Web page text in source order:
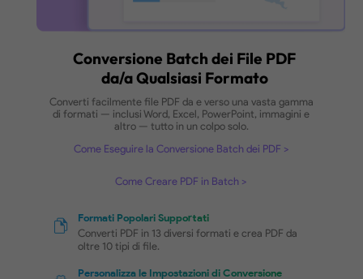
dimensioni della carta, orientamento,
copie per foglio, ecc.
Acquista Ora